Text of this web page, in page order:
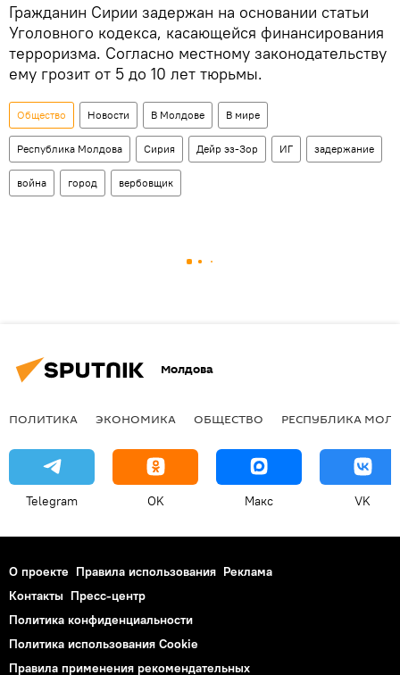
Гражданин Сирии задержан на основании статьи
Уголовного кодекса, касающейся финансирования
терроризма. Согласно местному законодательству
ему грозит от 5 до 10 лет тюрьмы.
Общество Новости В Молдове В мире
Республика Молдова Сирия Дейр эз-Зор ИГ задержание
война город вербовщик
Молдова
ПОЛИТИКА ЭКОНОМИКА ОБЩЕСТВО РЕСПУБЛИКА
Telegram OK Макс VK
О проекте Правила использования Реклама
Контакты Пресс-центр
Политика конфиденциальности
Политика использования Cookie
Правила применения рекомендательных